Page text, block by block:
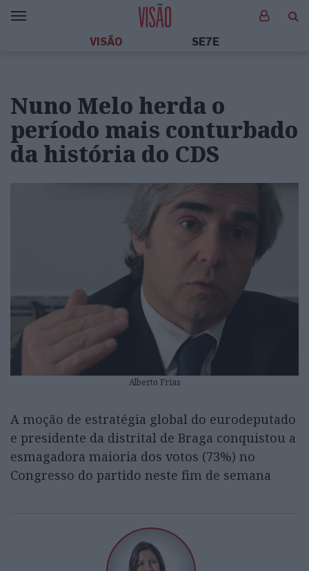
VISÃO SE7E
Nuno Melo herda o
período mais conturbado
da história do CDS
Alberto Frias
A moção de estratégia global do eurodeputado
e presidente da distrital de Braga conquistou a
esmagadora maioria dos votos (73%) no
Congresso do partido neste fim de semana